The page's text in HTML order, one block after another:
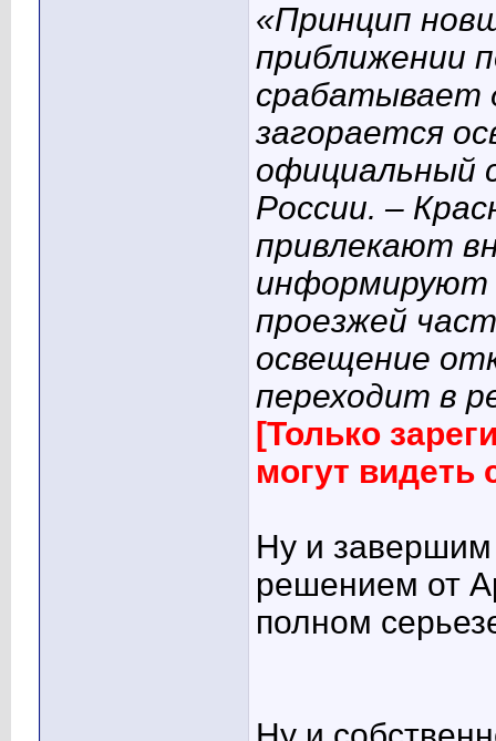
«Принцип
приближении
срабатывает
загорается
официальный
России. –
привлекают
информируют
проезжей
освещение
переходит в
[Только
могут
Ну и завершим
решением от
полном